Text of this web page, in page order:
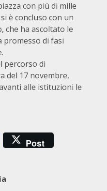
con più di mille
è concluso con un
che ha ascoltato le
promesso di fasi
percorso di
del 17 novembre,
alle istituzioni le
Post